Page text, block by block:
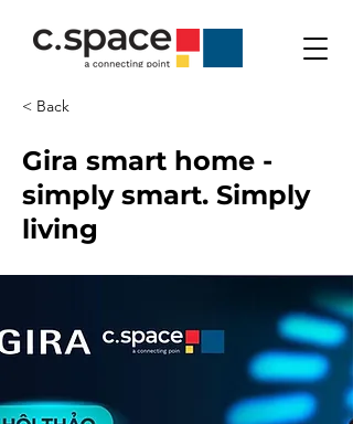
< Back
Gira smart home -
simply smart. Simply
living